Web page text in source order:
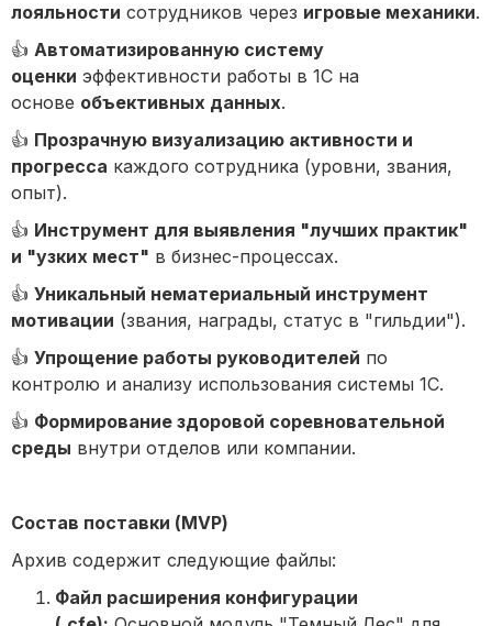
лояльности сотрудников через игровые механики.
👍 Автоматизированную систему
оценки эффективности работы в 1С на
основе объективных данных.
👍 Прозрачную визуализацию активности и
прогресса каждого сотрудника (уровни, звания,
опыт).
👍 Инструмент для выявления "лучших практик"
и "узких мест" в бизнес-процессах.
👍 Уникальный нематериальный инструмент
мотивации (звания, награды, статус в "гильдии").
👍 Упрощение работы руководителей по
контролю и анализу использования системы 1С.
👍 Формирование здоровой соревновательной
среды внутри отделов или компании.
Состав поставки (MVP)
Архив содержит следующие файлы:
Файл расширения конфигурации